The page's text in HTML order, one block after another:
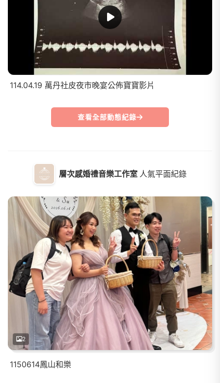
層次感婚禮音樂工作室 人氣平面紀錄
2
1150614鳳山和樂
114.04.19 萬丹社皮夜市晚宴公佈寶寶影片
查看全部動態紀錄